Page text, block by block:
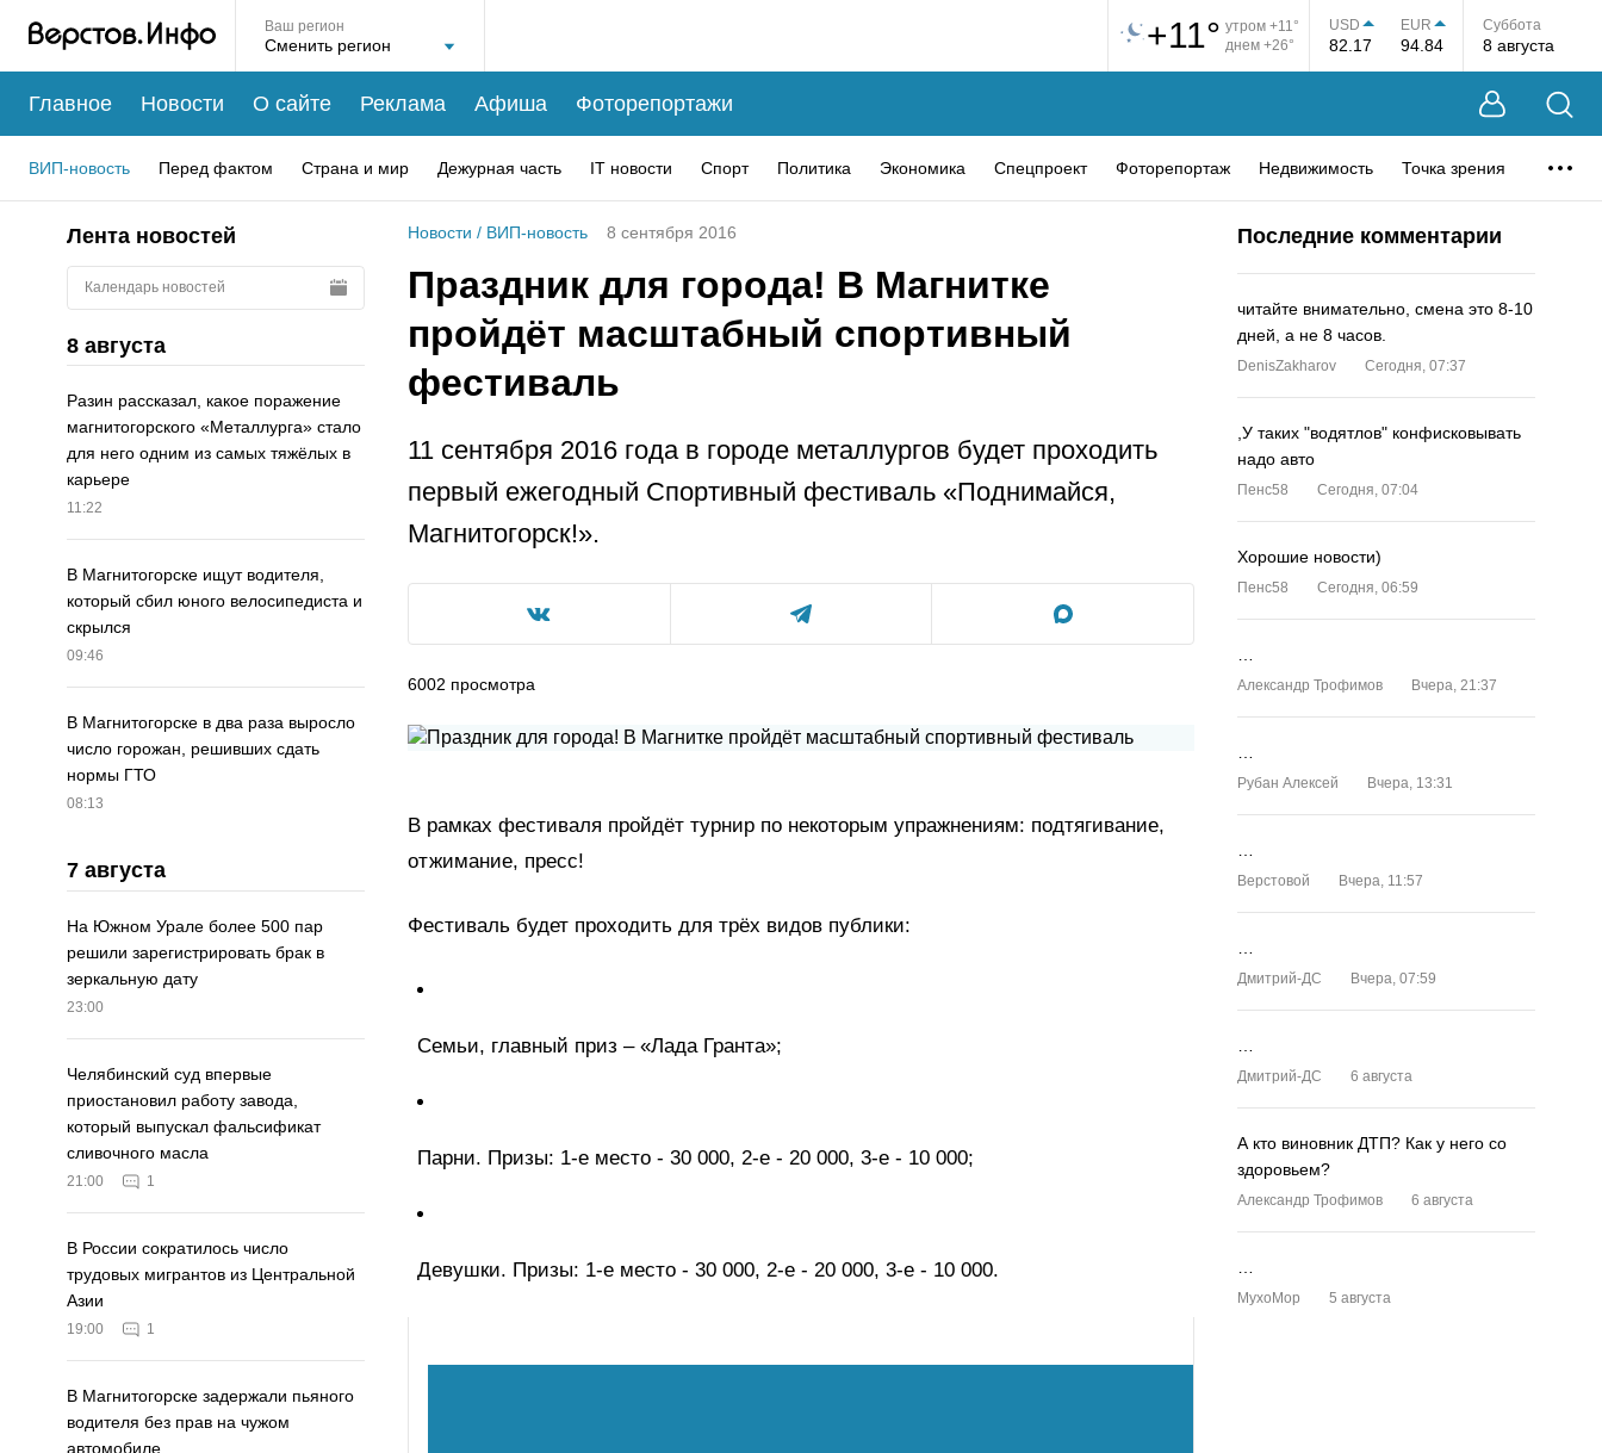
Ваш регион +11° утром +11°
днем +26°
USD
82.17
EUR
94.84
Суббота
8 августа
Главное Новости О сайте Реклама Афиша Фоторепортажи
ВИП-новость Перед фактом Страна и мир Дежурная часть IT новости Спорт Политика Экономика Спецпроект Фоторепортаж Недвижимость Точка зрения
Лента новостей
Календарь новостей
8 августа
Разин рассказал, какое поражение
магнитогорского «Металлурга» стало
для него одним из самых тяжёлых в
карьере
11:22
В Магнитогорске ищут водителя,
который сбил юного велосипедиста и
скрылся
09:46
В Магнитогорске в два раза выросло
число горожан, решивших сдать
нормы ГТО
08:13
7 августа
На Южном Урале более 500 пар
решили зарегистрировать брак в
зеркальную дату
23:00
Челябинский суд впервые
приостановил работу завода,
который выпускал фальсификат
сливочного масла
21:00 1
В России сократилось число
трудовых мигрантов из Центральной
Азии
19:00 1
В Магнитогорске задержали пьяного
водителя без прав на чужом
автомобиле
Новости / ВИП-новость 8 сентября 2016
Праздник для города! В Магнитке
пройдёт масштабный спортивный
фестиваль
11 сентября 2016 года в городе металлургов будет проходить
первый ежегодный Спортивный фестиваль «Поднимайся,
Магнитогорск!».
6002 просмотра
В рамках фестиваля пройдёт турнир по некоторым упражнениям: подтягивание,
отжимание, пресс!
Фестиваль будет проходить для трёх видов публики:
Семьи, главный приз – «Лада Гранта»;
Парни. Призы: 1-е место - 30 000, 2-е - 20 000, 3-е - 10 000;
Девушки. Призы: 1-е место - 30 000, 2-е - 20 000, 3-е - 10 000.
Последние комментарии
читайте внимательно, смена это 8-10
дней, а не 8 часов.
DenisZakharov Сегодня, 07:37
,У таких "водятлов" конфисковывать
надо авто
Пенс58 Сегодня, 07:04
Хорошие новости)
Пенс58 Сегодня, 06:59
Александр Трофимов Вчера, 21:37
Рубан Алексей Вчера, 13:31
Верстовой Вчера, 11:57
Дмитрий-ДС Вчера, 07:59
Дмитрий-ДС 6 августа
А кто виновник ДТП? Как у него со
здоровьем?
Александр Трофимов 6 августа
MyxoMop 5 августа